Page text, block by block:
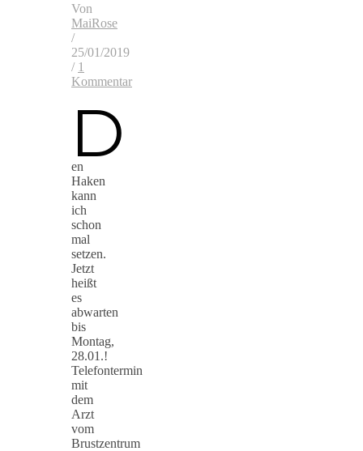
Von
MaiRose
/
25/01/2019
/ 1
Kommentar
D
en
Haken
kann
ich
schon
mal
setzen.
Jetzt
heißt
es
abwarten
bis
Montag,
28.01.!
Telefontermin
mit
dem
Arzt
vom
Brustzentrum